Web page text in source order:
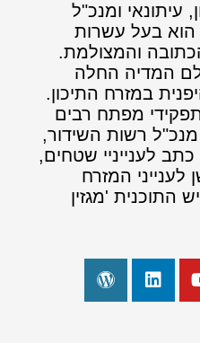
עיתונאי ומנכ"ל
בעל עשרות
הכתובה והמצולמת.
המדיה החלה
במזרח התיכון.
מפתח רבים
רשות השידור,
לענייניי שטחים,
לענייני המזרח
התוכנית 'מגזין